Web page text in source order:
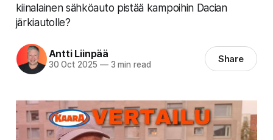
kiinalainen sähköauto pistää kampoihin Dacian
järkiautolle?
Antti Liinpää
30 Oct 2025 —3 min read Share